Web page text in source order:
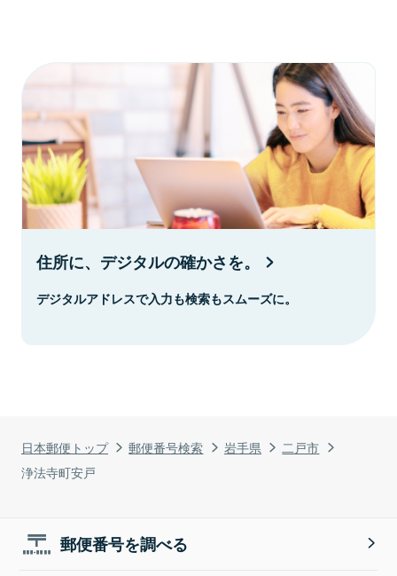
日本郵便トップ 郵便番号検索 岩手県
二戸市
浄法寺町安戸
住所に、デジタルの確かさを。
デジタルアドレスで入力も検索もスムーズに。
郵便番号を調べる